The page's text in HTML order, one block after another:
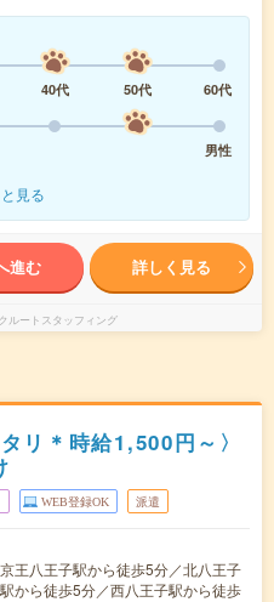
40代 50代
60代
男性
見る
進む 詳しく見る
ルートスタッフィング
リ＊時給1,500円～〉
WEB登録OK 派遣
王八王子駅から徒歩5分／北八王子
から徒歩5分／西八王子駅から徒歩